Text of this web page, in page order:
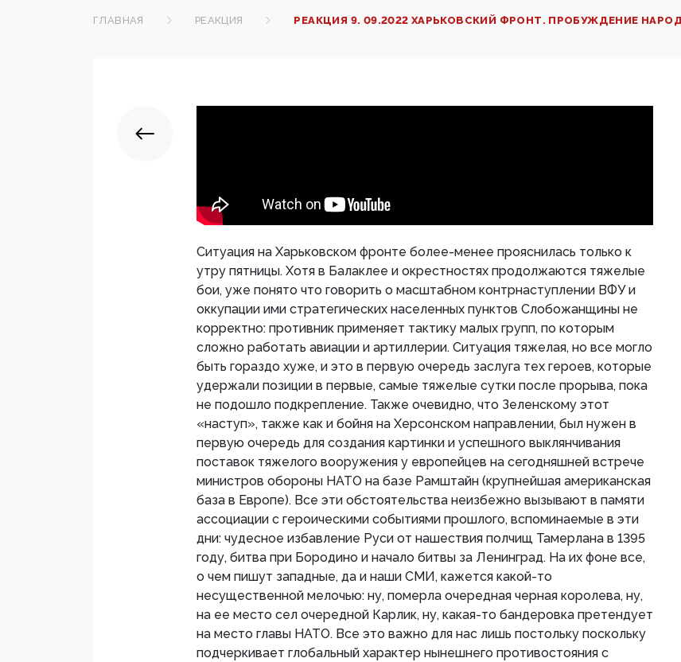
ГЛАВНАЯ РЕАКЦИЯ РЕАКЦИЯ 9. 09.2022 ХАРЬКОВСКИЙ ФРОНТ. ПРОБУЖДЕНИЕ
Ситуация на Харьковском фронте более-менее прояснилась только к
утру пятницы. Хотя в Балаклее и окрестностях продолжаются тяжелые
бои, уже понято что говорить о масштабном контрнаступлении ВФУ и
оккупации ими стратегических населенных пунктов Слобожанщины не
корректно: противник применяет тактику малых групп, по которым
сложно работать авиации и артиллерии. Ситуация тяжелая, но все могло
быть гораздо хуже, и это в первую очередь заслуга тех героев, которые
удержали позиции в первые, самые тяжелые сутки после прорыва, пока
не подошло подкрепление. Также очевидно, что Зеленскому этот
«наступ», также как и бойня на Херсонском направлении, был нужен в
первую очередь для создания картинки и успешного выклянчивания
поставок тяжелого вооружения у европейцев на сегодняшней встрече
министров обороны НАТО на базе Рамштайн (крупнейшая американская
база в Европе). Все эти обстоятельства неизбежно вызывают в памяти
ассоциации с героическими событиями прошлого, вспоминаемые в эти
дни: чудесное избавление Руси от нашествия полчищ Тамерлана в 1395
году, битва при Бородино и начало битвы за Ленинград. На их фоне все,
о чем пишут западные, да и наши СМИ, кажется какой-то
несущественной мелочью: ну, померла очередная черная королева, ну,
на ее место сел очередной Карлик, ну, какая-то бандеровка претендует
на место главы НАТО. Все это важно для нас лишь постольку поскольку
подчеркивает глобальный характер нынешнего противостояния с